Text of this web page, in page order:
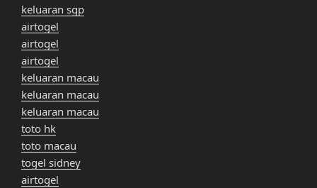
keluaran sgp
airtogel
airtogel
airtogel
keluaran macau
keluaran macau
keluaran macau
toto hk
toto macau
togel sidney
airtogel